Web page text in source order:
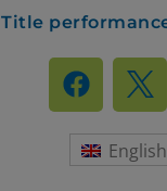
Title
English